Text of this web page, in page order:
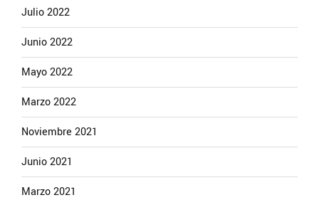
Julio 2022
Junio 2022
Mayo 2022
Marzo 2022
Noviembre 2021
Junio 2021
Marzo 2021